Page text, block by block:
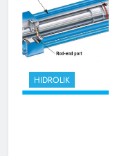
HIDROLIK